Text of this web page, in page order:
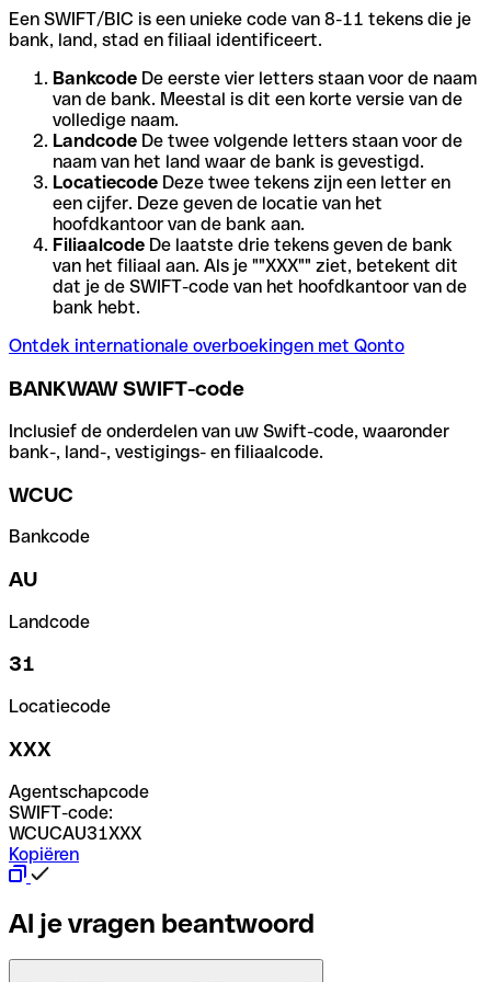
Een SWIFT/BIC is een unieke code van 8-11 tekens die je
bank, land, stad en filiaal identificeert.
Bankcode De eerste vier letters staan voor de naam
van de bank. Meestal is dit een korte versie van de
volledige naam.
Landcode De twee volgende letters staan voor de
naam van het land waar de bank is gevestigd.
Locatiecode Deze twee tekens zijn een letter en
een cijfer. Deze geven de locatie van het
hoofdkantoor van de bank aan.
Filiaalcode De laatste drie tekens geven de bank
van het filiaal aan. Als je ""XXX"" ziet, betekent dit
dat je de SWIFT-code van het hoofdkantoor van de
bank hebt.
Ontdek internationale overboekingen met Qonto
BANKWAW SWIFT-code
Inclusief de onderdelen van uw Swift-code, waaronder
bank-, land-, vestigings- en filiaalcode.
WCUC
Bankcode
AU
Landcode
31
Locatiecode
XXX
Agentschapcode
SWIFT-code:
WCUCAU31XXX
Kopiëren
Al je vragen beantwoord